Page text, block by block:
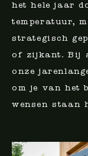
het hele jaar
temperatuur,
strategisch
of zijkant. Bij
onze
om je van het
wensen staan